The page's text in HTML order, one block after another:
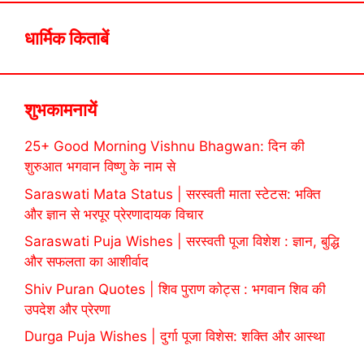
धार्मिक किताबें
शुभकामनायें
25+ Good Morning Vishnu Bhagwan: दिन की
शुरुआत भगवान विष्णु के नाम से
Saraswati Mata Status | सरस्वती माता स्टेटस: भक्ति
और ज्ञान से भरपूर प्रेरणादायक विचार
Saraswati Puja Wishes | सरस्वती पूजा विशेश : ज्ञान, बुद्धि
और सफलता का आशीर्वाद
Shiv Puran Quotes | शिव पुराण कोट्स : भगवान शिव की
उपदेश और प्रेरणा
Durga Puja Wishes | दुर्गा पूजा विशेस: शक्ति और आस्था